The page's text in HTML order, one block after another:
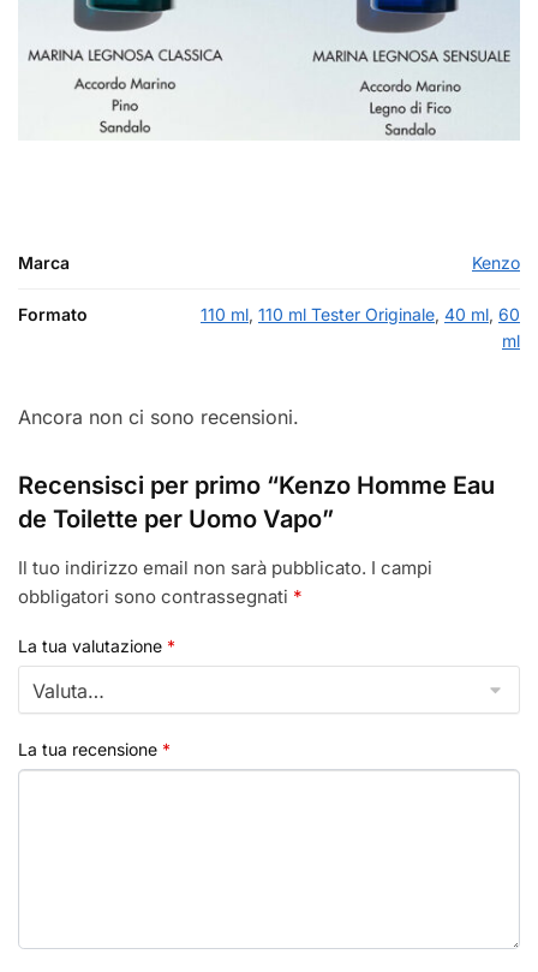
Marca Kenzo
Formato 110 ml, 110 ml Tester Originale, 40 ml, 60
ml
Ancora non ci sono recensioni.
Recensisci per primo “Kenzo Homme Eau
de Toilette per Uomo Vapo”
Il tuo indirizzo email non sarà pubblicato. I campi
obbligatori sono contrassegnati *
La tua valutazione *
La tua recensione *